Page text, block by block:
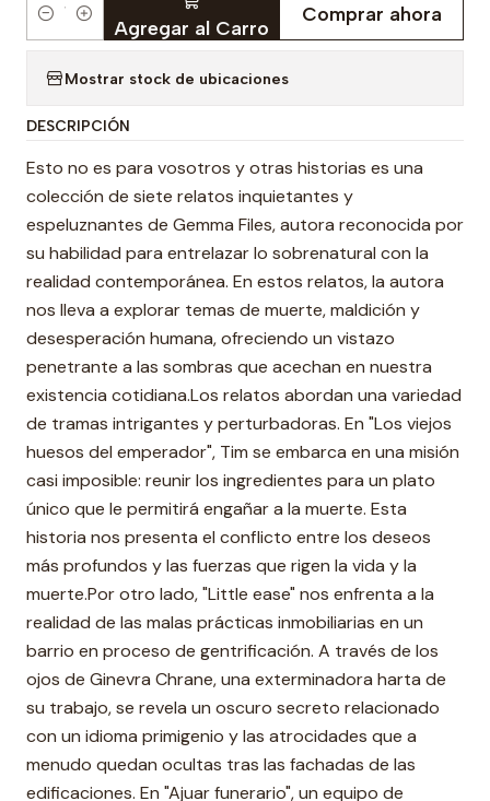
Cantidad Agregar al Carro
Comprar ahora
Mostrar stock de ubicaciones
DESCRIPCIÓN
Esto no es para vosotros y otras historias es una
colección de siete relatos inquietantes y
espeluznantes de Gemma Files, autora reconocida por
su habilidad para entrelazar lo sobrenatural con la
realidad contemporánea. En estos relatos, la autora
nos lleva a explorar temas de muerte, maldición y
desesperación humana, ofreciendo un vistazo
penetrante a las sombras que acechan en nuestra
existencia cotidiana.Los relatos abordan una variedad
de tramas intrigantes y perturbadoras. En "Los viejos
huesos del emperador", Tim se embarca en una misión
casi imposible: reunir los ingredientes para un plato
único que le permitirá engañar a la muerte. Esta
historia nos presenta el conflicto entre los deseos
más profundos y las fuerzas que rigen la vida y la
muerte.Por otro lado, "Little ease" nos enfrenta a la
realidad de las malas prácticas inmobiliarias en un
barrio en proceso de gentrificación. A través de los
ojos de Ginevra Chrane, una exterminadora harta de
su trabajo, se revela un oscuro secreto relacionado
con un idioma primigenio y las atrocidades que a
menudo quedan ocultas tras las fachadas de las
edificaciones. En "Ajuar funerario", un equipo de